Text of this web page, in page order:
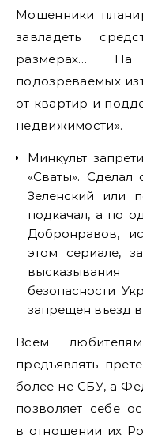
Мошенники
завладеть
размерах…
подозреваемых
от квартир и
недвижимости».
Минкульт
«Сваты». Сделал
Зеленский или
подкачал, а по
Добронравов,
этом сериале,
безопасности
запрещен въезд
Всем
предъявлять
более не СБУ, а
позволяет себе
в отношении их